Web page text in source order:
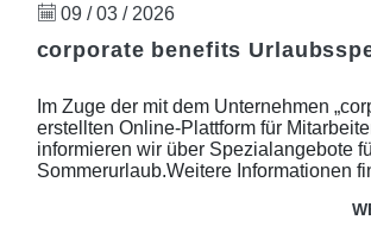
09 / 03 / 2026
corporate benefits
Im Zuge der mit dem Unternehmen
erstellten Online-Plattform für
informieren wir über Spezialangebote
Sommerurlaub.Weitere Informationen